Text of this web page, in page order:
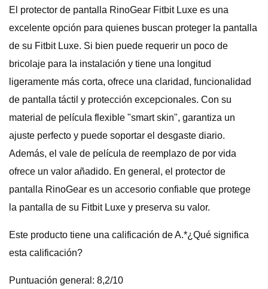
El protector de pantalla RinoGear Fitbit Luxe es una
excelente opción para quienes buscan proteger la pantalla
de su Fitbit Luxe. Si bien puede requerir un poco de
bricolaje para la instalación y tiene una longitud
ligeramente más corta, ofrece una claridad, funcionalidad
de pantalla táctil y protección excepcionales. Con su
material de película flexible "smart skin", garantiza un
ajuste perfecto y puede soportar el desgaste diario.
Además, el vale de película de reemplazo de por vida
ofrece un valor añadido. En general, el protector de
pantalla RinoGear es un accesorio confiable que protege
la pantalla de su Fitbit Luxe y preserva su valor.
Este producto tiene una calificación de A.*¿Qué significa
esta calificación?
Puntuación general: 8,2/10